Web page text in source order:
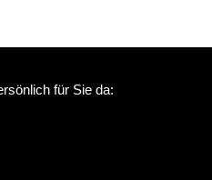
für Sie da: